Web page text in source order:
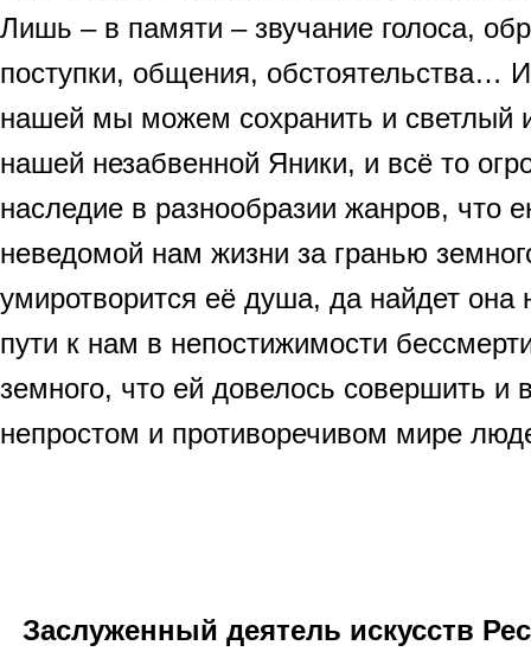
Лишь – в памяти – звучание голоса,
поступки, общения, обстоятельства…
нашей мы можем сохранить и светлый
нашей незабвенной Яники, и всё то
наследие в разнообразии жанров, что
неведомой нам жизни за гранью
умиротворится её душа, да найдет она
пути к нам в непостижимости
земного, что ей довелось совершить и
непростом и противоречивом мире
Заслуженный деятель искусств